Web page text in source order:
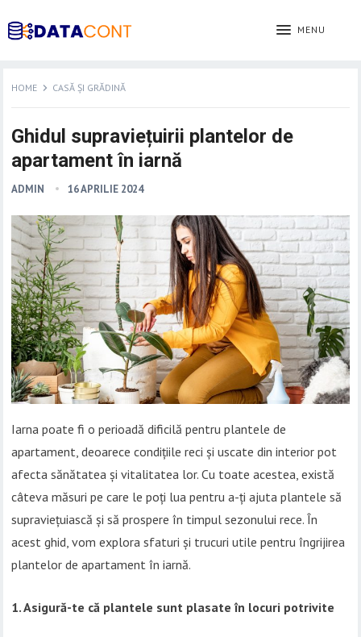
MENU
HOME CASĂ ȘI GRĂDINĂ
Ghidul supraviețuirii plantelor de
apartament în iarnă
ADMIN 16 APRILIE 2024
Iarna poate fi o perioadă dificilă pentru plantele de
apartament, deoarece condițiile reci și uscate din interior pot
afecta sănătatea și vitalitatea lor. Cu toate acestea, există
câteva măsuri pe care le poți lua pentru a-ți ajuta plantele să
supraviețuiască și să prospere în timpul sezonului rece. În
acest ghid, vom explora sfaturi și trucuri utile pentru îngrijirea
plantelor de apartament în iarnă.
1. Asigură-te că plantele sunt plasate în locuri potrivite